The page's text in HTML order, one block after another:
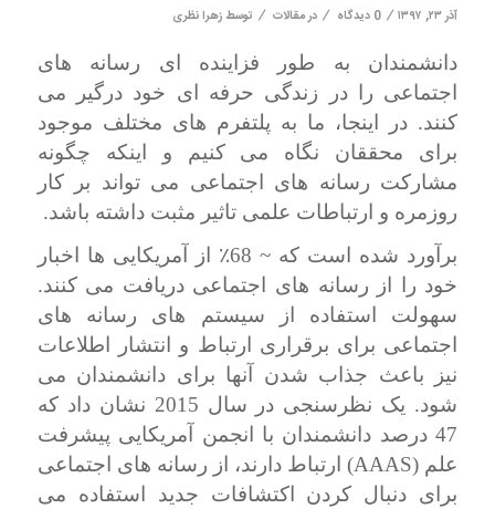
آذر ۲۳, ۱۳۹۷ / 0 دیدگاه / درمقالات / توسطزهرا نظری
دانشمندان به طور فزاینده ای رسانه های
اجتماعی را در زندگی حرفه ای خود درگیر می
کنند. در اینجا، ما به پلتفرم های مختلف موجود
برای محققان نگاه می کنیم و اینکه چگونه
مشارکت رسانه های اجتماعی می تواند بر کار
روزمره و ارتباطات علمی تاثیر مثبت داشته باشد.
برآورد شده است که ~ 68
٪ از آمریکایی ها اخبار
خود را از رسانه های اجتماعی دریافت می کنند.
سهولت استفاده از سیستم های رسانه های
اجتماعی برای برقراری ارتباط و انتشار اطلاعات
نیز باعث جذاب شدن آنها برای دانشمندان می
شود. یک نظرسنجی در سال 2015 نشان داد که
47 درصد دانشمندان با انجمن آمریکایی پیشرفت
علم (AAAS) ارتباط دارند، از رسانه های اجتماعی
برای دنبال کردن اکتشافات جدید استفاده می